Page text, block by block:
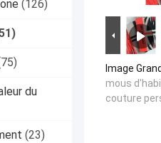
(126)
du
(23)
Image
mous
couture